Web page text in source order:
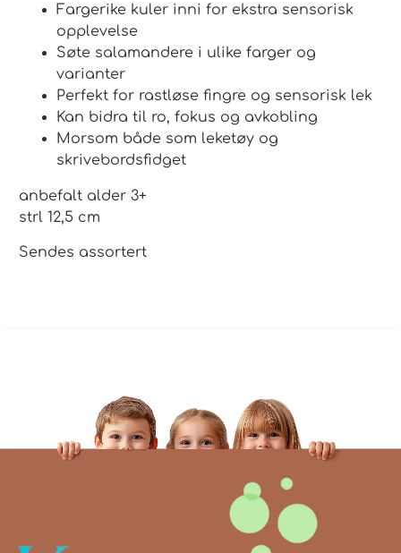
Fargerike kuler inni for ekstra sensorisk
opplevelse
Søte salamandere i ulike farger og
varianter
Perfekt for rastløse fingre og sensorisk lek
Kan bidra til ro, fokus og avkobling
Morsom både som leketøy og
skrivebordsfidget
anbefalt alder 3+
strl 12,5 cm
Sendes assortert